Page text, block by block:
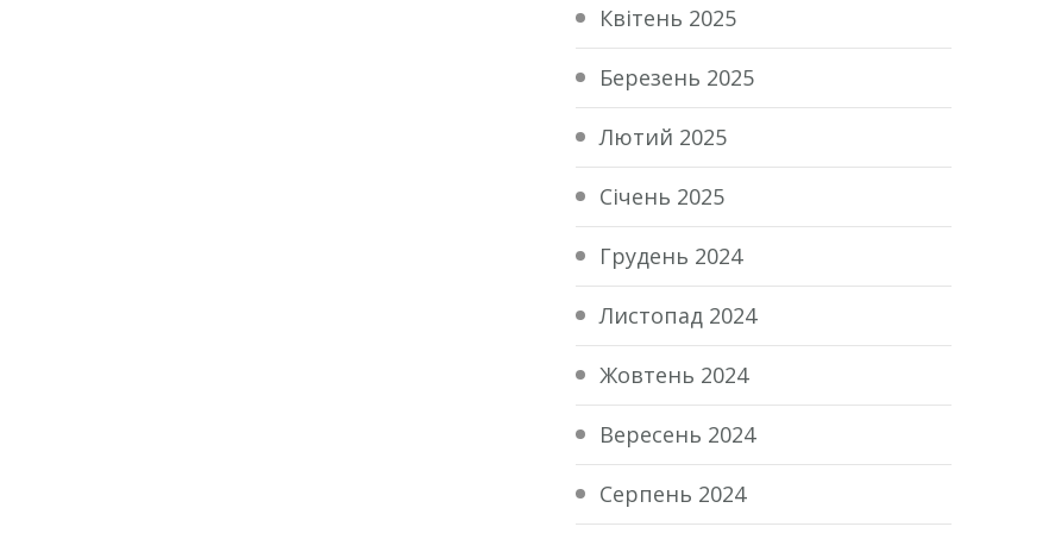
Квітень 2025
Березень 2025
Лютий 2025
Січень 2025
Грудень 2024
Листопад 2024
Жовтень 2024
Вересень 2024
Серпень 2024